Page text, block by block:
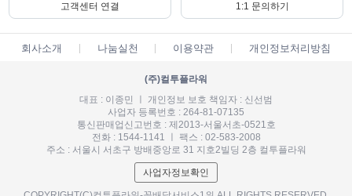
고객센터 연결 1:1 문의하기
회사소개 나눔실천 이용약관 개인정보처리방침
(주)컬투플라워
대표 : 이종민 ㅣ 개인정보 보호 책임자 : 신선범
사업자 등록번호 : 264-81-07135
통신판매업신고번호 : 제2013-서울서초-0521호
전화 : 1544-1141 ㅣ 팩스 : 02-583-2008
주소 : 서울시 서초구 방배중앙로 31 지호2빌딩 2층 컬투플라워
사업자정보확인